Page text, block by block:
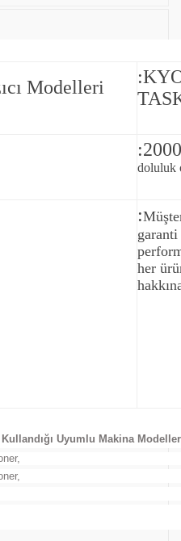
Modelleri
doluluk
:
her
Uyumlu Makina